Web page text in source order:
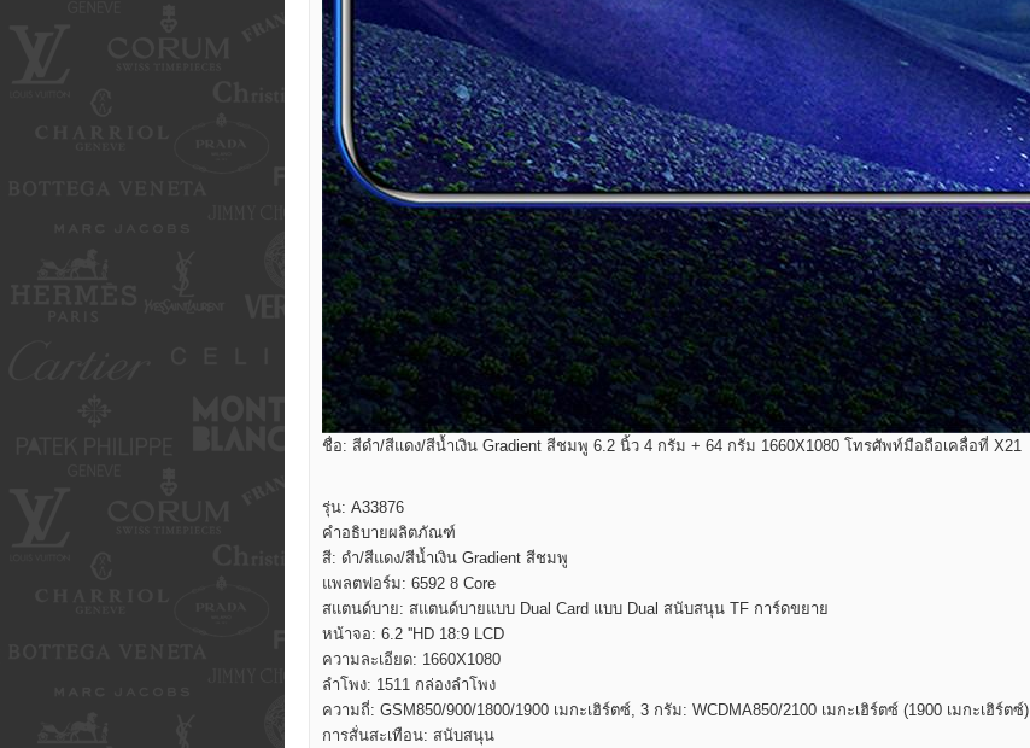
ชื่อ: สีดำ/สีแดง/สีน้ำเงิน Gradient สีชมพู 6.2 นิ้ว 4 กรัม + 64 กรัม 1660X1080 โทรศัพท์มือถือเคลื่อที่ X21
รุ่น: A33876
คำอธิบายผลิตภัณฑ์
สี: ดำ/สีแดง/สีน้ำเงิน Gradient สีชมพู
แพลตฟอร์ม: 6592 8 Core
สแตนด์บาย: สแตนด์บายแบบ Dual Card แบบ Dual สนับสนุน TF การ์ดขยาย
หน้าจอ: 6.2 ''HD 18:9 LCD
ความละเอียด: 1660X1080
ลำโพง: 1511 กล่องลำโพง
ความถี่: GSM850/900/1800/1900 เมกะเฮิร์ตซ์, 3 กรัม: WCDMA850/2100 เมกะเฮิร์ตซ์ (1900 เมกะเฮิร์ตซ์)
การสั่นสะเทือน: สนับสนุน